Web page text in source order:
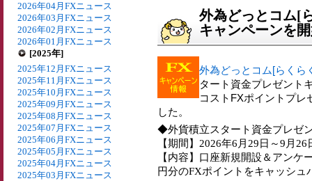
2026年04月FXニュース
2026年03月FXニュース
2026年02月FXニュース
2026年01月FXニュース
[2025年]
2025年12月FXニュース
2025年11月FXニュース
2025年10月FXニュース
2025年09月FXニュース
2025年08月FXニュース
2025年07月FXニュース
2025年06月FXニュース
2025年05月FXニュース
2025年04月FXニュース
2025年03月FXニュース
外為どっとコム[
キャンペーンを
外為どっとコム[らくら
タート資金プレゼント
コストFXポイントプレ
した。
◆外貨積立スタート資金プレゼ
【期間】2026年6月29日～9月26
【内容】口座新規開設＆アンケ
円分のFXポイントをキャッシュ